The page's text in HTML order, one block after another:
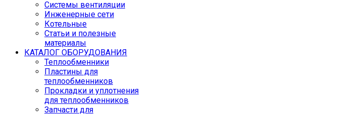
Системы вентиляции
Инженерные сети
Котельные
Статьи и полезные
материалы
КАТАЛОГ ОБОРУДОВАНИЯ
Теплообменники
Пластины для
теплообменников
Прокладки и уплотнения
для теплообменников
Запчасти для